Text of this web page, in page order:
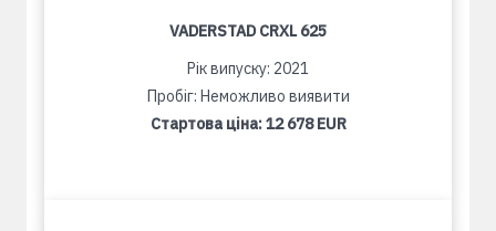
VADERSTAD CRXL 625
Рік випуску: 2021
Пробіг: Неможливо виявити
Стартова ціна:12 678 EUR